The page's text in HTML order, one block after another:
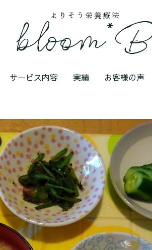
サービス内容 実績 お客様の声